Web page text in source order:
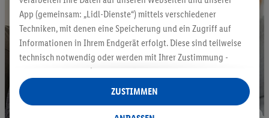
App (gemeinsam: „Lidl-Dienste“) mittels verschiedener
Techniken, mit denen eine Speicherung und ein Zugriff auf
Informationen in Ihrem Endgerät erfolgt. Diese sind teilweise
technisch notwendig oder werden mit Ihrer Zustimmung -
auch durch Partner (u.a.
Verantwortliche; im Zusammenhang mit dem IAB TCF
insgesamt
Statistik-Erstellung oder für personalisierte Werbung
ZUSTIMMEN